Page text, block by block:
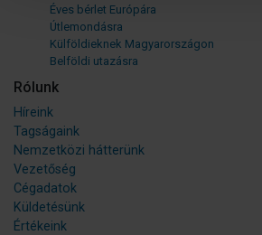
Éves bérlet Európára
Útlemondásra
Külföldieknek Magyarországon
Belföldi utazásra
Rólunk
Híreink
Tagságaink
Nemzetközi hátterünk
Vezetőség
Cégadatok
Küldetésünk
Értékeink